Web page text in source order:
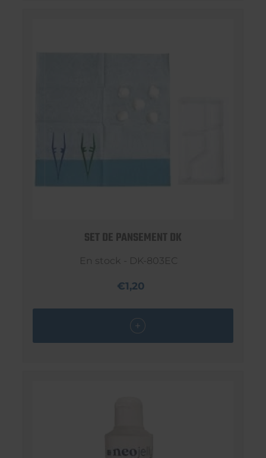
SET DE PANSEMENT DK
En stock - DK-803EC
€1,20